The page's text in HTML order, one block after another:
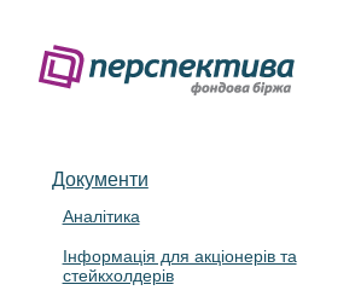
Документи
Аналітика
Інформація для акціонерів та
стейкхолдерів